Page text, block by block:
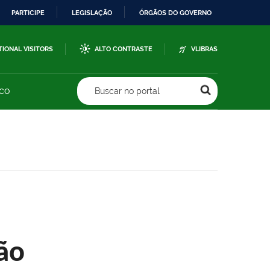
PARTICIPE LEGISLAÇÃO ÓRGÃOS DO GOVERNO
VISITORS ALTO CONTRASTE VLIBRAS
Buscar no portal